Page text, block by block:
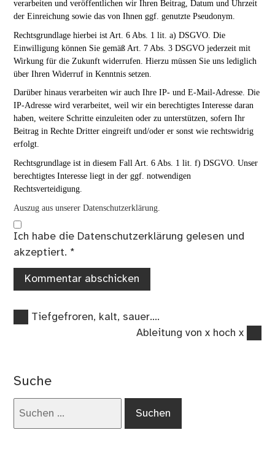
verarbeiten und veröffentlichen wir Ihren Beitrag, Datum und Uhrzeit
der Einreichung sowie das von Ihnen ggf. genutzte Pseudonym.
Rechtsgrundlage hierbei ist Art. 6 Abs. 1 lit. a) DSGVO. Die
Einwilligung können Sie gemäß Art. 7 Abs. 3 DSGVO jederzeit mit
Wirkung für die Zukunft widerrufen. Hierzu müssen Sie uns lediglich
über Ihren Widerruf in Kenntnis setzen.
Darüber hinaus verarbeiten wir auch Ihre IP- und E-Mail-Adresse. Die
IP-Adresse wird verarbeitet, weil wir ein berechtigtes Interesse daran
haben, weitere Schritte einzuleiten oder zu unterstützen, sofern Ihr
Beitrag in Rechte Dritter eingreift und/oder er sonst wie rechtswidrig
erfolgt.
Rechtsgrundlage ist in diesem Fall Art. 6 Abs. 1 lit. f) DSGVO. Unser
berechtigtes Interesse liegt in der ggf. notwendigen
Rechtsverteidigung.
Auszug aus unserer Datenschutzerklärung.
Ich habe die Datenschutzerklärung gelesen und
akzeptiert. *
Beitragsnavigation
Vorheriger
Tiefgefroren, kalt, sauer….
Nächster
Ableitung von x hoch x
Suche